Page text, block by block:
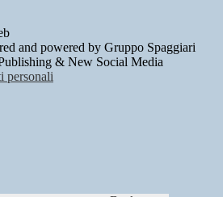
and powered by Gruppo Spaggiari
& New Social Media
personali